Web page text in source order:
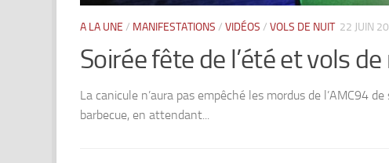
A LA UNE / MANIFESTATIONS / VIDÉOS / VOLS DE NUIT 22 JUIN
Soirée fête de l’été et vols
La canicule n’aura pas empêché les mordus de l’AMC94
barbecue, en attendant...